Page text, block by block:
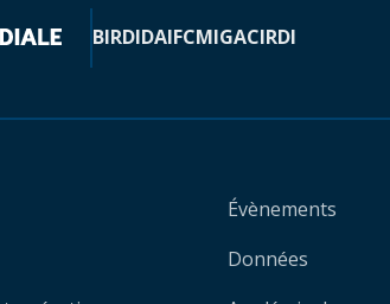
BIRDIDAIFCMIGACIRDI
Évènements
Données